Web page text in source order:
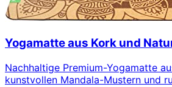
Yogamatte aus Kork und
Nachhaltige Premium-Yogamatte
kunstvollen Mandala-Mustern und